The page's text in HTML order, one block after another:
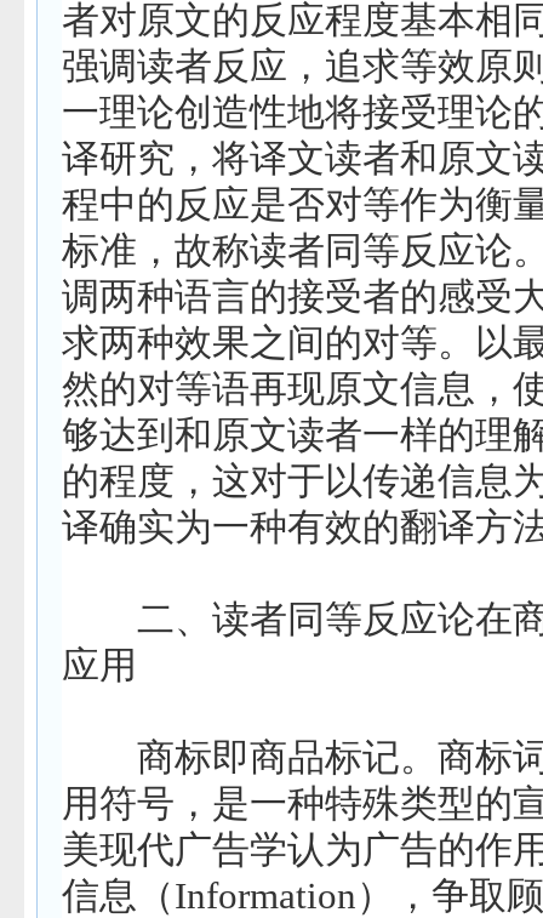
者对原文的反应程度基本相
强调读者反应，追求等效原
一理论创造性地将接受理论
译研究 ，将译文读者和原文
程中的反应是否对等作为衡
标准，故称读者同等反应论
调两种语言的接受者的感受
求两种效果之间的对等。以
然的对等语再现原文信息，
够达到和原文读者一样的理
的程度，这对于以传递信息
译确实为一种有效的翻译方
二、读者同等反应论在
应用
商标即商品标记。商标
用符号，是一种特殊类型的
美现代广告学认为广告的作
信息（Information），争取